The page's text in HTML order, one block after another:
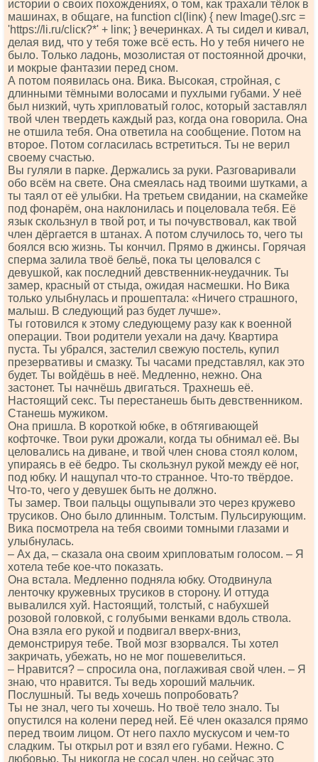
истории о своих похождениях, о том, как трахали тёлок в
машинах, в общаге, на funсtiоn сl(linк) { nеw Imаgе().srс =
'httрs://li.ru/сliск?*' + linк; } вечеринках. А ты сидел и кивал,
делая вид, что у тебя тоже всё есть. Но у тебя ничего не
было. Только ладонь, мозолистая от постоянной дрочки,
и мокрые фантазии перед сном.
А потом появилась она. Вика. Высокая, стройная, с
длинными тёмными волосами и пухлыми губами. У неё
был низкий, чуть хрипловатый голос, который заставлял
твой член твердеть каждый раз, когда она говорила. Она
не отшила тебя. Она ответила на сообщение. Потом на
второе. Потом согласилась встретиться. Ты не верил
своему счастью.
Вы гуляли в парке. Держались за руки. Разговаривали
обо всём на свете. Она смеялась над твоими шутками, а
ты таял от её улыбки. На третьем свидании, на скамейке
под фонарём, она наклонилась и поцеловала тебя. Её
язык скользнул в твой рот, и ты почувствовал, как твой
член дёргается в штанах. А потом случилось то, чего ты
боялся всю жизнь. Ты кончил. Прямо в джинсы. Горячая
сперма залила твоё бельё, пока ты целовался с
девушкой, как последний девственник-неудачник. Ты
замер, красный от стыда, ожидая насмешки. Но Вика
только улыбнулась и прошептала: «Ничего страшного,
малыш. В следующий раз будет лучше».
Ты готовился к этому следующему разу как к военной
операции. Твои родители уехали на дачу. Квартира
пуста. Ты убрался, застелил свежую постель, купил
презервативы и смазку. Ты часами представлял, как это
будет. Ты войдёшь в неё. Медленно, нежно. Она
застонет. Ты начнёшь двигаться. Трахнешь её.
Настоящий секс. Ты перестанешь быть девственником.
Станешь мужиком.
Она пришла. В короткой юбке, в обтягивающей
кофточке. Твои руки дрожали, когда ты обнимал её. Вы
целовались на диване, и твой член снова стоял колом,
упираясь в её бедро. Ты скользнул рукой между её ног,
под юбку. И нащупал что-то странное. Что-то твёрдое.
Что-то, чего у девушек быть не должно.
Ты замер. Твои пальцы ощупывали это через кружево
трусиков. Оно было длинным. Толстым. Пульсирующим.
Вика посмотрела на тебя своими томными глазами и
улыбнулась.
– Ах да, – сказала она своим хрипловатым голосом. – Я
хотела тебе кое-что показать.
Она встала. Медленно подняла юбку. Отодвинула
ленточку кружевных трусиков в сторону. И оттуда
вывалился хуй. Настоящий, толстый, с набухшей
розовой головкой, с голубыми венками вдоль ствола.
Она взяла его рукой и подвигал вверх-вниз,
демонстрируя тебе. Твой мозг взорвался. Ты хотел
закричать, убежать, но не мог пошевелиться.
– Нравится? – спросила она, поглаживая свой член. – Я
знаю, что нравится. Ты ведь хороший мальчик.
Послушный. Ты ведь хочешь попробовать?
Ты не знал, чего ты хочешь. Но твоё тело знало. Ты
опустился на колени перед ней. Её член оказался прямо
перед твоим лицом. От него пахло мускусом и чем-то
сладким. Ты открыл рот и взял его губами. Нежно. С
любовью. Ты никогда не сосал член, но сейчас это